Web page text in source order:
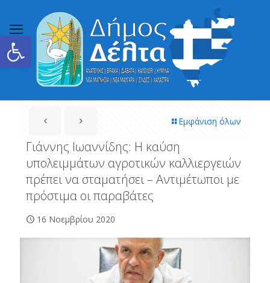
Ανοίξτε τη γραμμή εργαλείων
Εμφάνιση όλων
Γιάννης Ιωαννίδης: Η καύση
υπολειμμάτων αγροτικών καλλιεργειών
πρέπει να σταματήσει – Αντιμέτωποι με
πρόστιμα οι παραβάτες
16 Νοεμβρίου 2020